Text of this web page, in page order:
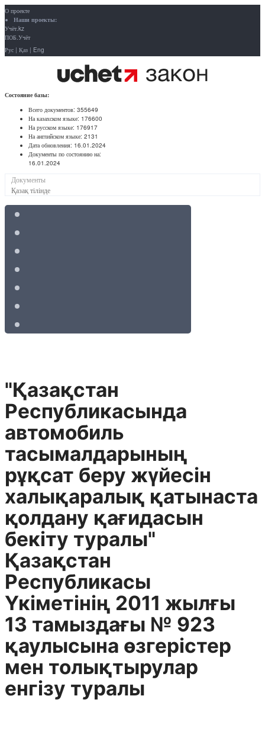
О проекте
Наши проекты:
Учёт.kz
ПОБ.Учёт
Рус | Қаз | Eng
Состояние базы:
Всего документов: 355649
На казахском языке: 176600
На русском языке: 176917
На английском языке: 2131
Дата обновления: 16.01.2024
Документы по состоянию на:
16.01.2024
Документы
Қазақ тілінде
"Қазақстан
Республикасында
автомобиль
тасымалдарының
рұқсат беру жүйесін
халықаралық қатынаста
қолдану қағидасын
бекіту туралы"
Қазақстан
Республикасы
Үкіметінің 2011 жылғы
13 тамыздағы № 923
қаулысына өзгерістер
мен толықтырулар
енгізу туралы